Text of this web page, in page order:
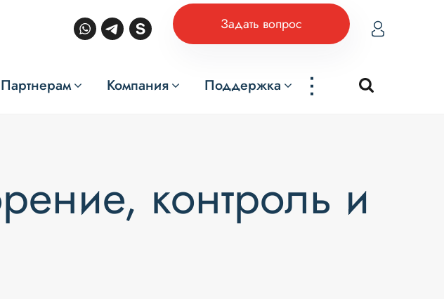
Задать вопрос
Партнерам Компания Поддержка ...
контроль и